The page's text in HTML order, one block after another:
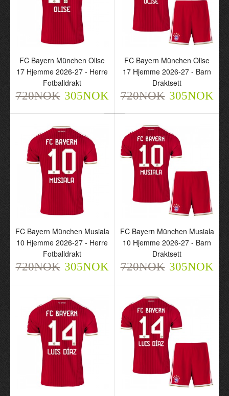
FC Bayern München
Olise 17 Hjemme 2026-
720NOK 305NOK
FC Bayern München
Olise 17 Hjemme 2026-
720NOK 305NOK
FC Bayern München
2026-27 - Herre
Fotballdrakt
720NOK 305NOK
FC Bayern München
2026-27 - Barn Draktsett
720NOK 305NOK
FC Bayern München Olise
17 Hjemme 2026-27 - Herre
Fotballdrakt
720NOK 305NOK
FC Bayern München Olise
17 Hjemme 2026-27 - Barn
Draktsett
720NOK 305NOK
FC Bayern München Musiala
10 Hjemme 2026-27 - Herre
Fotballdrakt
720NOK 305NOK
FC Bayern München Musiala
10 Hjemme 2026-27 - Barn
Draktsett
720NOK 305NOK